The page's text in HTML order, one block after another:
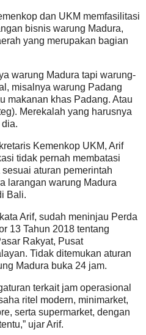
dan UKM memfasilitasi
bisnis warung Madura,
yang merupakan bagian
warung Madura tapi warung-
misalnya warung Padang
makanan khas Padang. Atau
Merekalah yang harusnya
Kemenkop UKM, Arif
tidak pernah membatasi
aturan pemerintah
larangan warung Madura
Bali.
Arif, sudah meninjau Perda
13 Tahun 2018 tentang
Rakyat, Pusat
Tidak ditemukan aturan
Madura buka 24 jam.
terkait jam operasional
ritel modern, minimarket,
serta supermarket, dengan
ujar Arif.